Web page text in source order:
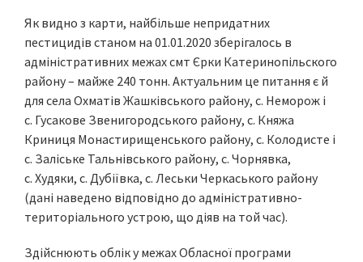
Як видно з карти, найбільше непридатних
пестицидів станом на 01.01.2020 зберігалось в
адміністративних межах смт Єрки Катеринопільского
району – майже 240 тонн. Актуальним це питання є й
для села Охматів Жашківського району, с. Неморож і
с. Гусакове Звенигородського району, с. Княжа
Криниця Монастирищенського району, с. Колодисте і
с. Заліське Тальнівського району, с. Чорнявка,
с. Худяки, с. Дубіївка, с. Леськи Черкаського району
(дані наведено відповідно до адміністративно-
територіального устрою, що діяв на той час).
Здійснюють облік у межах Обласної програми